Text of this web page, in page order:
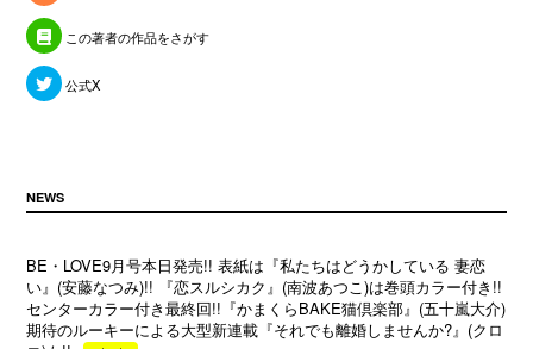
この著者の作品をさがす
公式X
NEWS
BE・LOVE9月号本日発売!! 表紙は『私たちはどうかしている 妻恋
い』(安藤なつみ)!! 『恋スルシカク』(南波あつこ)は巻頭カラー付き!!
センターカラー付き最終回!!『かまくらBAKE猫倶楽部』(五十嵐大介)
期待のルーキーによる大型新連載『それでも離婚しませんか?』(クロ